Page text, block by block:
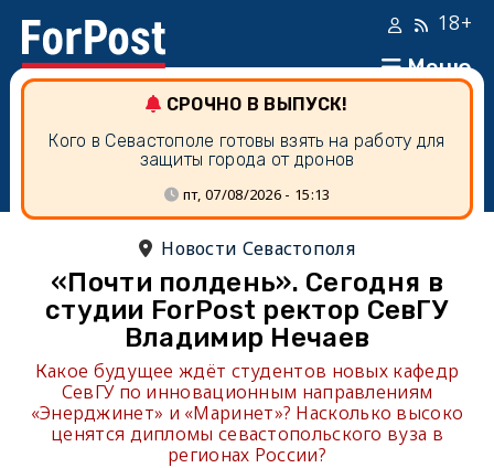
Меню
18+
СРОЧНО В ВЫПУСК!
Кого в Севастополе готовы взять на работу для
защиты города от дронов
пт, 07/08/2026 - 15:13
Новости Севастополя
«Почти полдень». Сегодня в
студии ForPost ректор СевГУ
Владимир Нечаев
Какое будущее ждёт студентов новых кафедр
СевГУ по инновационным направлениям
«Энерджинет» и «Маринет»? Насколько высоко
ценятся дипломы севастопольского вуза в
регионах России?